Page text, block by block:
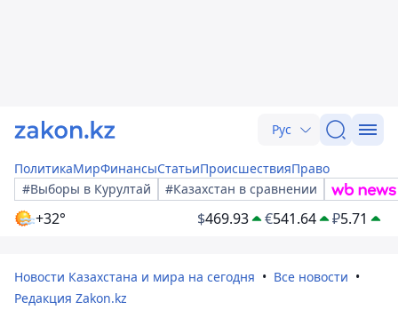
Рус
ПолитикаМирФинансыСтатьиПроисшествияПраво
#Выборы в Курултай
#Казахстан в сравнении
+32° $469.93 €541.64 ₽5.71
Новости Казахстана и мира на сегодня
Все новости
Редакция Zakon.kz